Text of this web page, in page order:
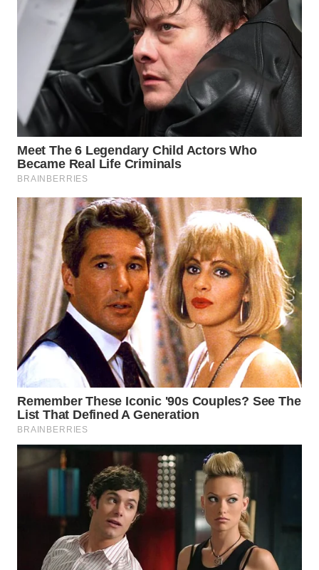
LISTRIK
WAHANA
TRAVEL
WAHANA
TV
WAHANANEWS
WAHANANEWS
CO ID
WAHANANEWS
NET
WAHANA
SPORT
WAHANA
UMKM
WAHANA
SELEB
WAHANA
OTOMOTIF